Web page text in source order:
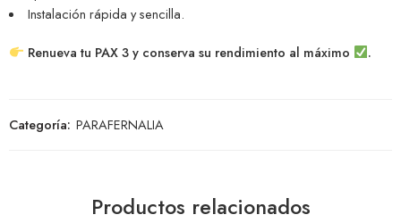
Instalación rápida y sencilla.
Renueva tu PAX 3 y conserva su rendimiento al máximo .
Categoría: PARAFERNALIA
Productos relacionados